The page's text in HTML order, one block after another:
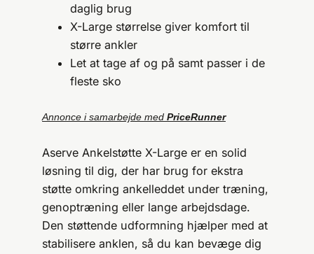
daglig brug
X-Large størrelse giver komfort til
større ankler
Let at tage af og på samt passer i de
fleste sko
Annonce i samarbejde med PriceRunner
Aserve Ankelstøtte X-Large er en solid
løsning til dig, der har brug for ekstra
støtte omkring ankelleddet under træning,
genoptræning eller lange arbejdsdage.
Den støttende udformning hjælper med at
stabilisere anklen, så du kan bevæge dig